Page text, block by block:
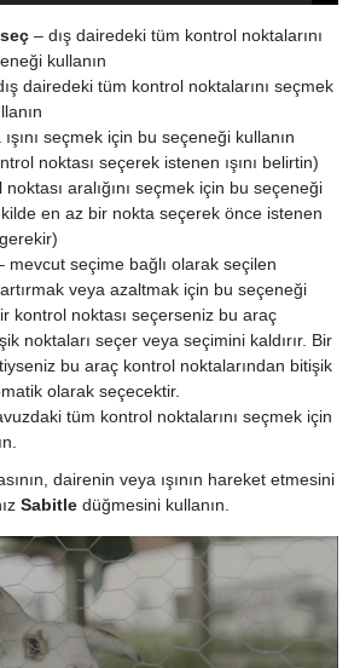
– dış dairedeki tüm kontrol noktalarını
kullanın
dairedeki tüm kontrol noktalarını seçmek
seçmek için bu seçeneği kullanın
noktası seçerek istenen ışını belirtin)
aralığını seçmek için bu seçeneği
en az bir nokta seçerek önce istenen
mevcut seçime bağlı olarak seçilen
artırmak veya azaltmak için bu seçeneği
kontrol noktası seçerseniz bu araç
noktaları seçer veya seçimini kaldırır. Bir
bu araç kontrol noktalarından bitişik
olarak seçecektir.
tüm kontrol noktalarını seçmek için
dairenin veya ışının hareket etmesini
Sabitle düğmesini kullanın.